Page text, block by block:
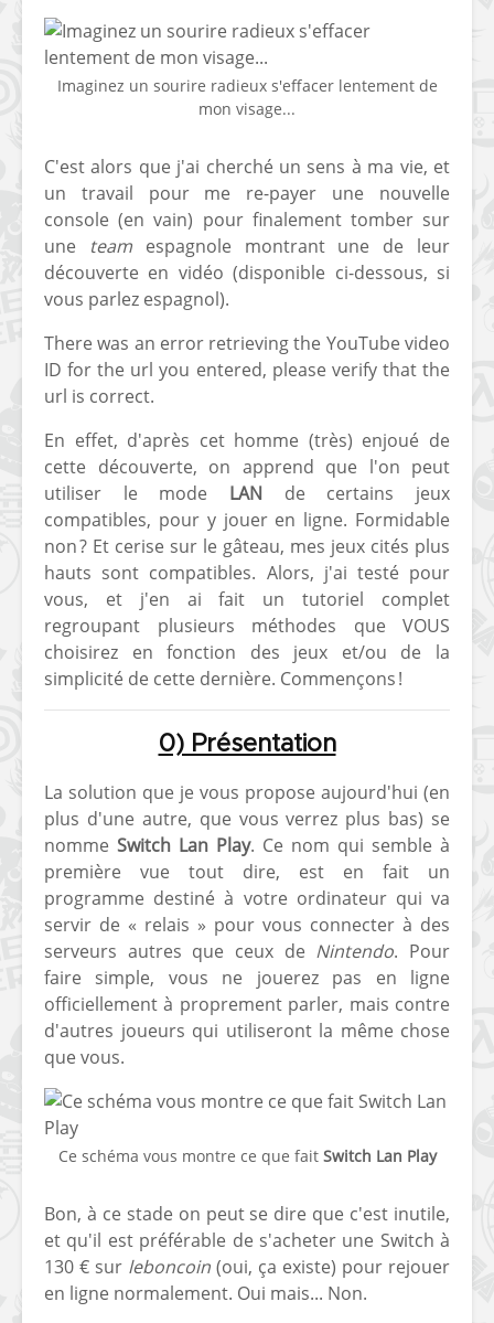
Imaginez un sourire radieux s'effacer lentement de
mon visage...
C'est alors que j'ai cherché un sens à ma vie, et
un travail pour me re-payer une nouvelle
console (en vain) pour finalement tomber sur
une teamespagnole montrant une de leur
découverte en vidéo (disponible ci-dessous, si
vous parlez espagnol).
There was an error retrieving the YouTube video
ID for the url you entered, please verify that the
url is correct.
En effet, d'après cet homme (très) enjoué de
cette découverte, on apprend que l'on peut
utiliser le mode LAN de certains jeux
compatibles, pour y jouer en ligne. Formidable
non ? Et cerise sur le gâteau, mes jeux cités plus
hauts sont compatibles. Alors, j'ai testé pour
vous, et j'en ai fait un tutoriel complet
regroupant plusieurs méthodes que VOUS
choisirez en fonction des jeux et/ou de la
simplicité de cette dernière. Commençons !
0) Présentation
La solution que je vous propose aujourd'hui (en
plus d'une autre, que vous verrez plus bas) se
nomme Switch Lan Play. Ce nom qui semble à
première vue tout dire, est en fait un
programme destiné à votre ordinateur qui va
servir de « relais » pour vous connecter à des
serveurs autres que ceux de Nintendo. Pour
faire simple, vous ne jouerez pas en ligne
officiellement à proprement parler, mais contre
d'autres joueurs qui utiliseront la même chose
que vous.
Ce schéma vous montre ce que fait Switch Lan Play
Bon, à ce stade on peut se dire que c'est inutile,
et qu'il est préférable de s'acheter une Switch à
130 € sur leboncoin (oui, ça existe) pour rejouer
en ligne normalement. Oui mais... Non.
[Vita] Ouverture de
KyûHEN, le nouveau
concours de
homebrews
[PSP] Débricker une
PSP 2000/3000 est
désormais
possible avec Baryon
Sweeper !
[PS4] TUTO - Hacker
/ Jailbreaker sa PS4
en 6.72
[PS4] Le point sur le
fameux jailbreak pour
[Vita] La team CBPS
vidéo une flopée de
nouveaux projets
nouveaux
SX Lite
[Switch]
SX Lite :
prévoir
de test
[3DS]
TUTO -
jouer à
« .CIA »
[PSP]